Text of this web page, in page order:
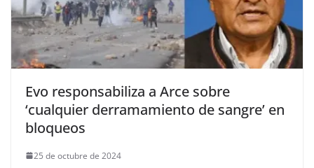
Evo responsabiliza a Arce sobre
‘cualquier derramamiento de sangre’ en
bloqueos
25 de octubre de 2024